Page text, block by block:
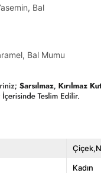
Bal
Bal Mumu
Kadın